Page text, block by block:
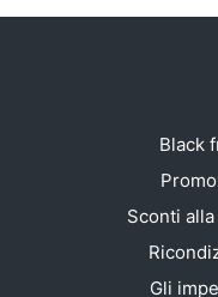
Black
Sconti
Gli